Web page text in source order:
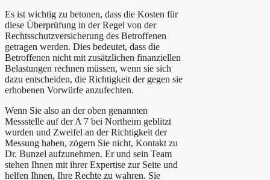
Es ist wichtig zu betonen, dass die Kosten für
diese Überprüfung in der Regel von der
Rechtsschutzversicherung des Betroffenen
getragen werden. Dies bedeutet, dass die
Betroffenen nicht mit zusätzlichen finanziellen
Belastungen rechnen müssen, wenn sie sich
dazu entscheiden, die Richtigkeit der gegen sie
erhobenen Vorwürfe anzufechten.
Wenn Sie also an der oben genannten
Messstelle auf der A 7 bei Northeim geblitzt
wurden und Zweifel an der Richtigkeit der
Messung haben, zögern Sie nicht, Kontakt zu
Dr. Bunzel aufzunehmen. Er und sein Team
stehen Ihnen mit ihrer Expertise zur Seite und
helfen Ihnen, Ihre Rechte zu wahren. Sie